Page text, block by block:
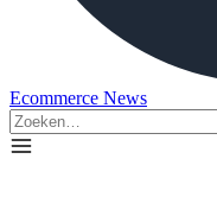
Ecommerce News